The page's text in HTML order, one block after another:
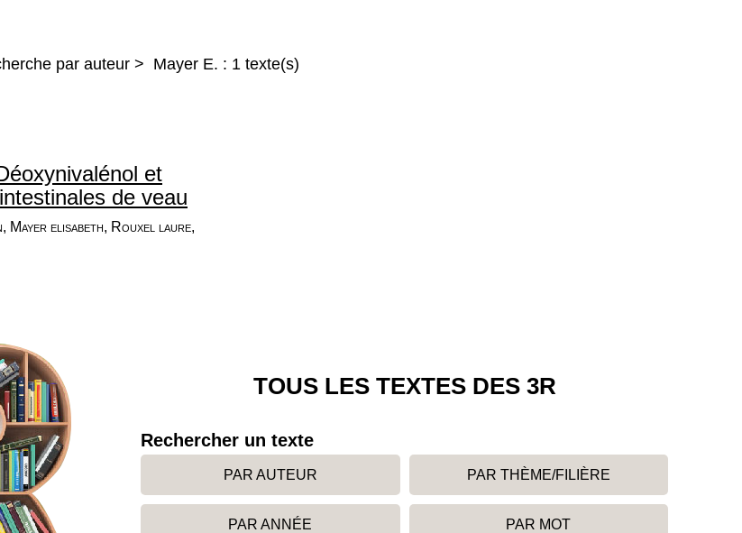
par auteur > Mayer E. : 1 texte(s)
et
de veau
Mayer elisabeth, Rouxel laure,
TOUS LES TEXTES DES 3R
Rechercher un texte
PAR AUTEUR PAR THÈME/FILIÈRE
PAR ANNÉE PAR MOT